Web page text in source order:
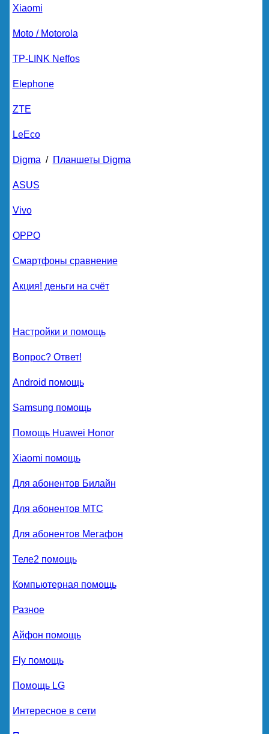
Xiaomi
Moto / Motorola
TP-LINK Neffos
Elephone
ZTE
LeEco
Digma / Планшеты Digma
ASUS
Vivo
OPPO
Смартфоны сравнение
Акция! деньги на счёт
Настройки и помощь
Вопрос? Ответ!
Android помощь
Samsung помощь
Помощь Huawei Honor
Xiaomi помощь
Для абонентов Билайн
Для абонентов МТС
Для абонентов Мегафон
Теле2 помощь
Компьютерная помощь
Разное
Айфон помощь
Fly помощь
Помощь LG
Интересное в сети